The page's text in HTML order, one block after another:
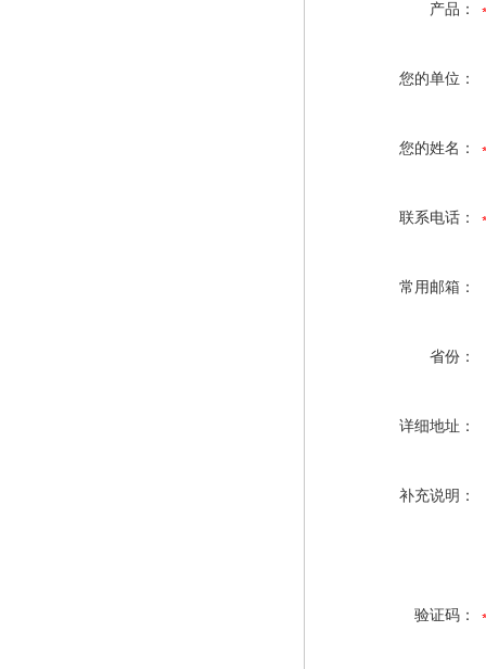
产品：
您的单位：
您的姓名：
联系电话：
常用邮箱：
省份：
详细地址：
补充说明：
验证码：